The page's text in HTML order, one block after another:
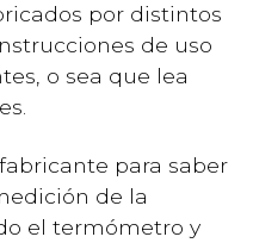
por distintos
de uso
o sea que lea
para saber
de la
el termómetro y